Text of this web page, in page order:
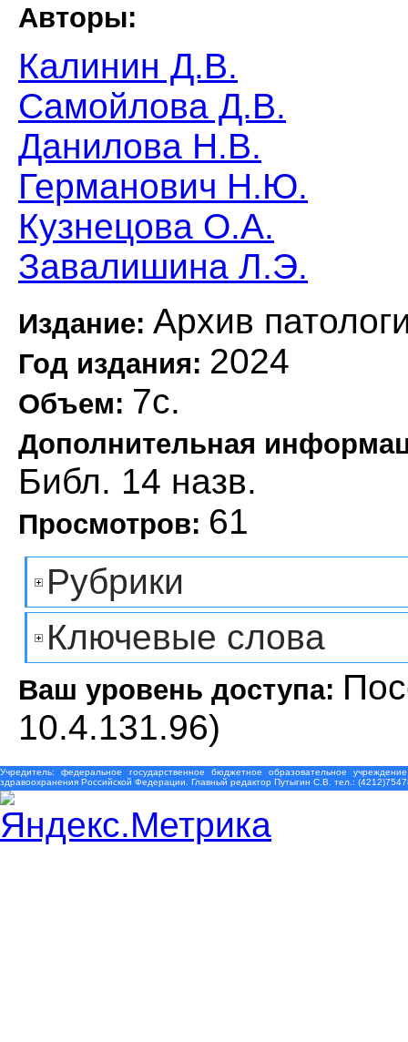
Авторы:
Калинин Д.В.
Самойлова Д.В.
Данилова Н.В.
Германович Н.Ю.
Кузнецова О.А.
Завалишина Л.Э.
Издание: Архив
Год издания: 2024
Объем: 7с.
Дополнительная
Библ. 14 назв.
Просмотров: 61
Рубрики
Ключевые слова
Ваш уровень доступа:
10.4.131.96)
Учредитель: федеральное государственное бюджетное образовательное
здравоохранения Российской Федерации. Главный редактор Путыгин С.В. тел.: